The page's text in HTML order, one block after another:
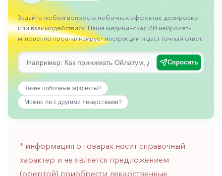
Противоопухолевые
Противоподагрические
Противорвотные
Противоэпилептические
Пульмонология
Тромбозы
Урология
Задайте любой вопрос о побочных эффектах, дозировке
или взаимодействиях. Наша медицинская ИИ нейросеть
мгновенно проанализирует инструкции и даст точный ответ.
Спросить
Какие побочные эффекты?
Можно ли с другими лекарствами?
* информация о товарах носит справочный
характер и не является предложением
(офертой) приобрести лекарственные